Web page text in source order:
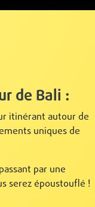
de Bali :
itinérant autour de
uniques de
par une
serez époustouflé !